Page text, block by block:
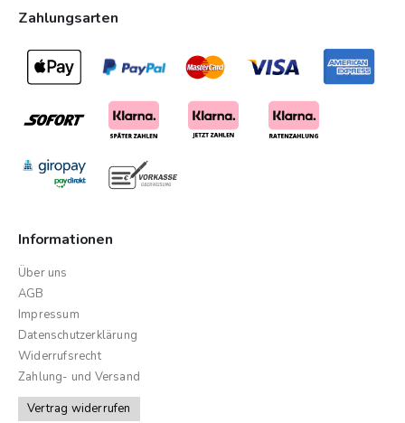
Zahlungsarten
Informationen
Über uns
AGB
Impressum
Datenschutzerklärung
Widerrufsrecht
Zahlung- und Versand
Vertrag widerrufen